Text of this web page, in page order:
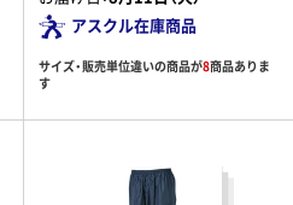
アスクル在庫商品
サイズ・販売単位違いの商品が8商品ありま
す